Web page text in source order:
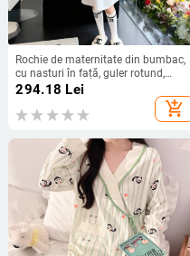
Rochie de maternitate din bumbac,
cu nasturi în față, guler rotund,
mâneci lungi, croială largă, lungime
294.18 Lei
add_shopping_cart